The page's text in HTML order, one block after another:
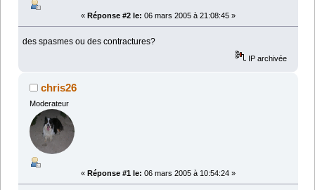
« Réponse #2 le: 06 mars 2005 à 21:08:45 »
des spasmes ou des contractures?
IP archivée
chris26
Moderateur
« Réponse #1 le: 06 mars 2005 à 10:54:24 »